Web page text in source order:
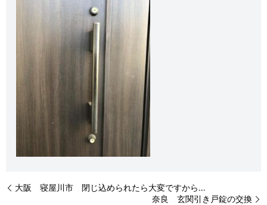
大阪 寝屋川市 閉じ込められたら大変ですから…
奈良 玄関引き戸錠の交換